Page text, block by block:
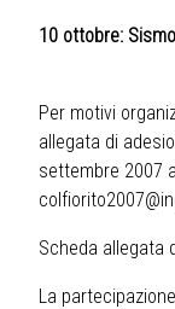
10 ottobre:
Per motivi
allegata di
settembre 2007
Scheda allegata
La